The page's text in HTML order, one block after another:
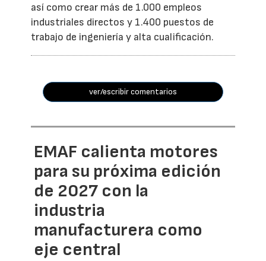
así como crear más de 1.000 empleos
industriales directos y 1.400 puestos de
trabajo de ingeniería y alta cualificación.
ver/escribir comentarios
EMAF calienta motores
para su próxima edición
de 2027 con la
industria
manufacturera como
eje central